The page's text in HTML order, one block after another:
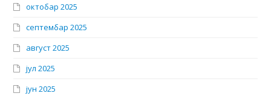
октобар 2025
септембар 2025
август 2025
јул 2025
јун 2025